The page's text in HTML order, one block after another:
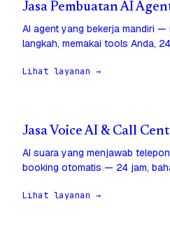
Jasa Pembuatan AI
AI agent yang bekerja mandiri
langkah, memakai tools Anda,
Lihat layanan →
Jasa Voice AI & Call
AI suara yang menjawab
booking otomatis — 24 jam,
Lihat layanan →